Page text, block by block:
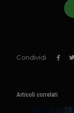
Condividi
Articoli correlati